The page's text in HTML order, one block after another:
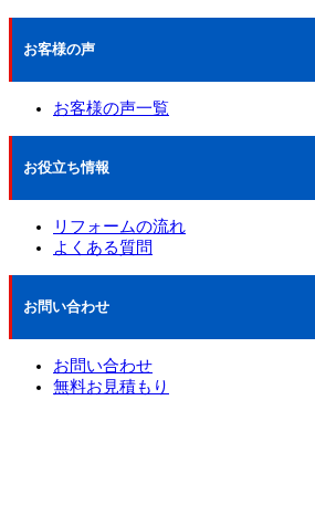
お客様の声
お客様の声一覧
お役立ち情報
リフォームの流れ
よくある質問
お問い合わせ
お問い合わせ
無料お見積もり